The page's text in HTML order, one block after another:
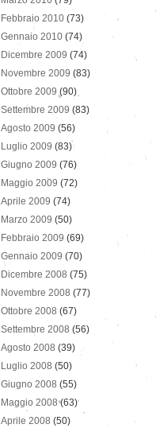
Febbraio 2010 (73)
Gennaio 2010 (74)
Dicembre 2009 (74)
Novembre 2009 (83)
Ottobre 2009 (90)
Settembre 2009 (83)
Agosto 2009 (56)
Luglio 2009 (83)
Giugno 2009 (76)
Maggio 2009 (72)
Aprile 2009 (74)
Marzo 2009 (50)
Febbraio 2009 (69)
Gennaio 2009 (70)
Dicembre 2008 (75)
Novembre 2008 (77)
Ottobre 2008 (67)
Settembre 2008 (56)
Agosto 2008 (39)
Luglio 2008 (50)
Giugno 2008 (55)
Maggio 2008(63)
Aprile 2008 (50)